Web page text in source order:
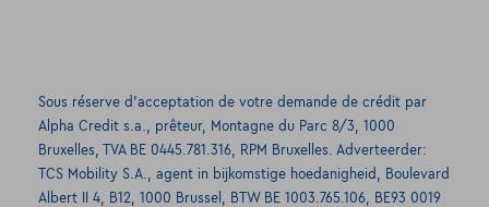
Sous réserve d’acceptation de votre demande de crédit par
Alpha Credit s.a., prêteur, Montagne du Parc 8/3, 1000
Bruxelles, TVA BE 0445.781.316, RPM Bruxelles. Adverteerder:
TCS Mobility S.A., agent in bijkomstige hoedanigheid, Boulevard
Albert II 4, B12, 1000 Brussel, BTW BE 1003.765.106, BE93 0019